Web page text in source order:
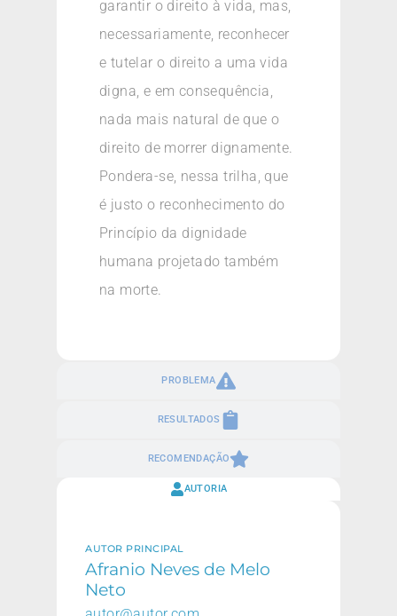
PROBLEMA
RESULTADOS
RECOMENDAÇÃO
garantir o direito à vida, mas,
necessariamente, reconhecer
e tutelar o direito a uma vida
digna, e em consequência,
nada mais natural de que o
direito de morrer dignamente.
Pondera-se, nessa trilha, que
é justo o reconhecimento do
Princípio da dignidade
humana projetado também
na morte.
AUTORIA
AUTOR PRINCIPAL
Afranio Neves de Melo
Neto